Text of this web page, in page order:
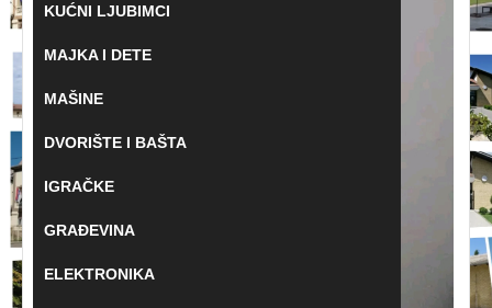
KUĆNI LJUBIMCI
MAJKA I DETE
MAŠINE
DVORIŠTE I BAŠTA
IGRAČKE
GRAĐEVINA
ELEKTRONIKA